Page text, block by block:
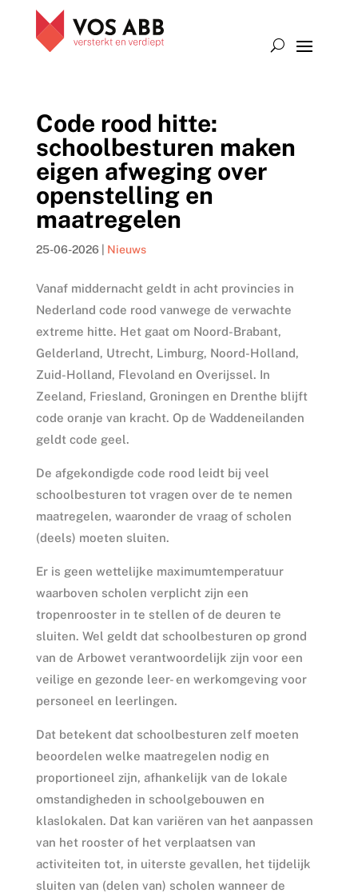
Code rood hitte:
schoolbesturen maken
eigen afweging over
openstelling en
maatregelen
25-06-2026| Nieuws
Vanaf middernacht geldt in acht provincies in
Nederland code rood vanwege de verwachte
extreme hitte. Het gaat om Noord-Brabant,
Gelderland, Utrecht, Limburg, Noord-Holland,
Zuid-Holland, Flevoland en Overijssel. In
Zeeland, Friesland, Groningen en Drenthe blijft
code oranje van kracht. Op de Waddeneilanden
geldt code geel.
De afgekondigde code rood leidt bij veel
schoolbesturen tot vragen over de te nemen
maatregelen, waaronder de vraag of scholen
(deels) moeten sluiten.
Er is geen wettelijke maximumtemperatuur
waarboven scholen verplicht zijn een
tropenrooster in te stellen of de deuren te
sluiten. Wel geldt dat schoolbesturen op grond
van de Arbowet verantwoordelijk zijn voor een
veilige en gezonde leer- en werkomgeving voor
personeel en leerlingen.
Dat betekent dat schoolbesturen zelf moeten
beoordelen welke maatregelen nodig en
proportioneel zijn, afhankelijk van de lokale
omstandigheden in schoolgebouwen en
klaslokalen. Dat kan variëren van het aanpassen
van het rooster of het verplaatsen van
activiteiten tot, in uiterste gevallen, het tijdelijk
sluiten van (delen van) scholen wanneer de